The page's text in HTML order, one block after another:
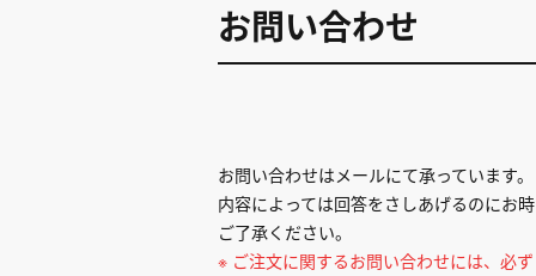
お問い合わせ
お問い合わせはメールにて承っています。
内容によっては回答をさしあげるのにお
ご了承ください。
※ ご注文に関するお問い合わせには、必